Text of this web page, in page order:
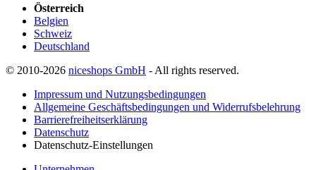
Österreich
Belgien
Schweiz
Deutschland
© 2010-2026 niceshops GmbH - All rights reserved.
Impressum und Nutzungsbedingungen
Allgemeine Geschäftsbedingungen und Widerrufsbelehrung
Barrierefreiheitserklärung
Datenschutz
Datenschutz-Einstellungen